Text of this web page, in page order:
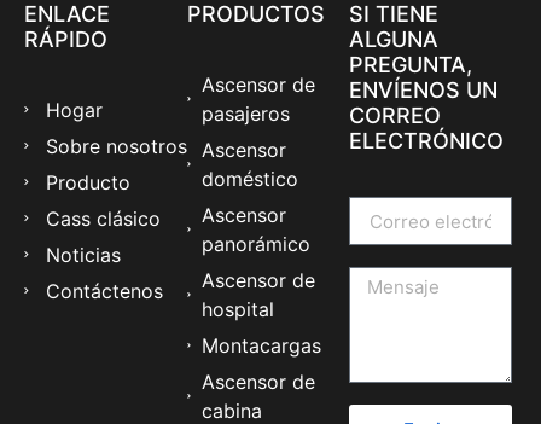
ENLACE
RÁPIDO
Hogar
Sobre nosotros
Producto
Cass clásico
Noticias
Contáctenos
PRODUCTOS
Ascensor de
pasajeros
Ascensor
doméstico
Ascensor
panorámico
Ascensor de
hospital
Montacargas
Ascensor de
cabina
SI TIENE
ALGUNA
PREGUNTA,
ENVÍENOS UN
CORREO
ELECTRÓNICO